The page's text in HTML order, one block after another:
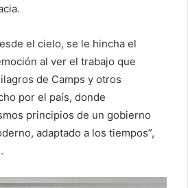
el cielo, se le hincha el
al ver el trabajo que
de Camps y otros
por el país, donde
principios de un gobierno
adaptado a los tiempos”,